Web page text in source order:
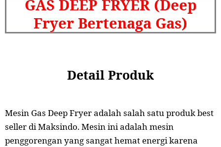
GAS DEEP FRYER (Deep
Fryer Bertenaga Gas)
Detail Produk
Mesin Gas Deep Fryer adalah salah satu produk best
seller di Maksindo. Mesin ini adalah mesin
penggorengan yang sangat hemat energi karena